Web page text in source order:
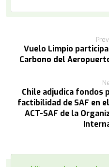
Vuelo Limpio
Carbono del
Chile adjudica fondos
factibilidad de SAF en
ACT-SAF de la